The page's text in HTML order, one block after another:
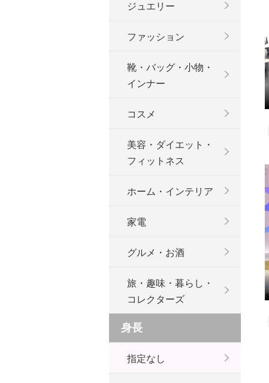
ジュエリー
ファッション
靴・バッグ・小物・
インナー
コスメ
美容・ダイエット・
フィットネス
ホーム・インテリア
家電
グルメ・お酒
旅・趣味・暮らし・
コレクターズ
身長
指定なし